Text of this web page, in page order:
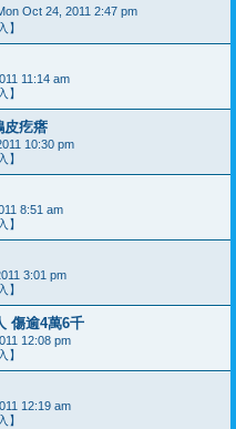
Oct 24, 2011 2:47 pm
】
11:14 am
】
皮疙瘩
10:30 pm
】
8:51 am
】
3:01 pm
】
傷逾4萬6千
12:08 pm
】
12:19 am
】